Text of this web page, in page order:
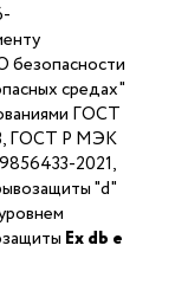
безопасности
средах"
ГОСТ
ГОСТ Р МЭК
2021,
"d"
Ехdb е